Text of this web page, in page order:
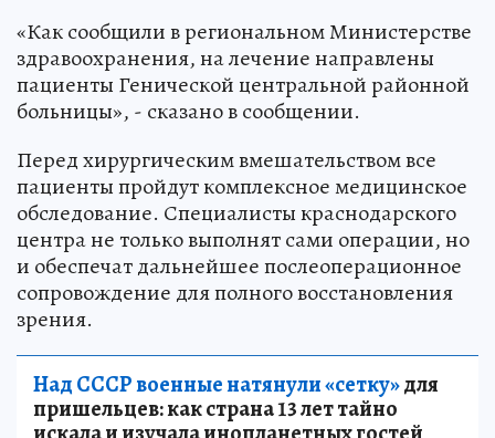
«Как сообщили в региональном Министерстве
здравоохранения, на лечение направлены
пациенты Генической центральной районной
больницы», - сказано в сообщении.
Перед хирургическим вмешательством все
пациенты пройдут комплексное медицинское
обследование. Специалисты краснодарского
центра не только выполнят сами операции, но
и обеспечат дальнейшее послеоперационное
сопровождение для полного восстановления
зрения.
Над СССР военные натянули «сетку»для
пришельцев: как страна 13 лет тайно